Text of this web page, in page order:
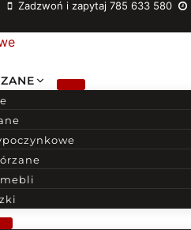
Zadzwoń i zapytaj 785 633 580